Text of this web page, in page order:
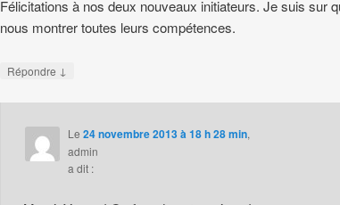
Félicitations à nos deux nouveaux initiateurs. Je suis sur
nous montrer toutes leurs compétences.
Répondre ↓
Le 24 novembre 2013 à 18 h 28 min,
admin
a dit :